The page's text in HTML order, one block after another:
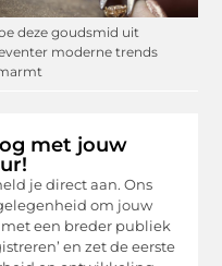
deze goudsmid uit
moderne trends
met jouw
je direct aan. Ons
om jouw
een breder publiek
en zet de eerste